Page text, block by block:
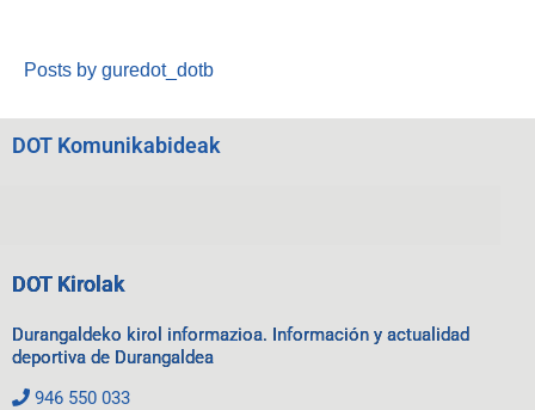
Posts by guredot_dotb
DOT Komunikabideak
DOT Kirolak
Durangaldeko kirol informazioa. Información y actualidad
deportiva de Durangaldea
946 550 033